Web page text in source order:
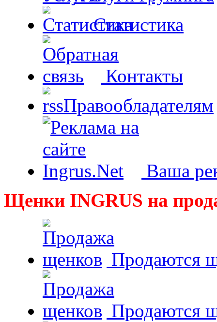
Статистика
Контакты
Правообладателям
Ваша
Щенки INGRUS на
Продаются
Продаются